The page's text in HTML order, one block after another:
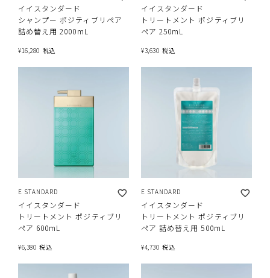
イイスタンダード
シャンプー ポジティブリペア
詰め替え用 2000mL
¥16,280 税込
イイスタンダード
トリートメント ポジティブリ
ペア 250mL
¥3,630 税込
E STANDARD
イイスタンダード
トリートメント ポジティブリ
ペア 600mL
¥6,380 税込
E STANDARD
イイスタンダード
トリートメント ポジティブリ
ペア 詰め替え用 500mL
¥4,730 税込